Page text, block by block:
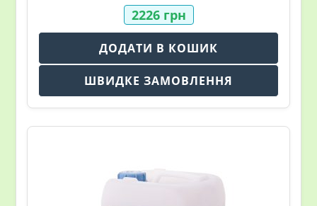
2226 грн
ДОДАТИ В КОШИК
ШВИДКЕ ЗАМОВЛЕННЯ